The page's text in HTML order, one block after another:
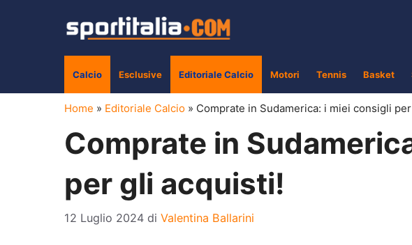
Calcio Esclusive Editoriale Calcio Motori Tennis Basket
Home » Editoriale Calcio » Comprate in Sudamerica: i miei consigli
Comprate in
per gli acquisti!
12 Luglio 2024 di Valentina Ballarini